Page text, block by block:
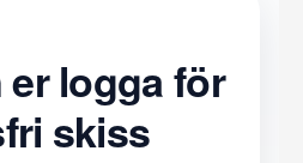
logga för
skiss